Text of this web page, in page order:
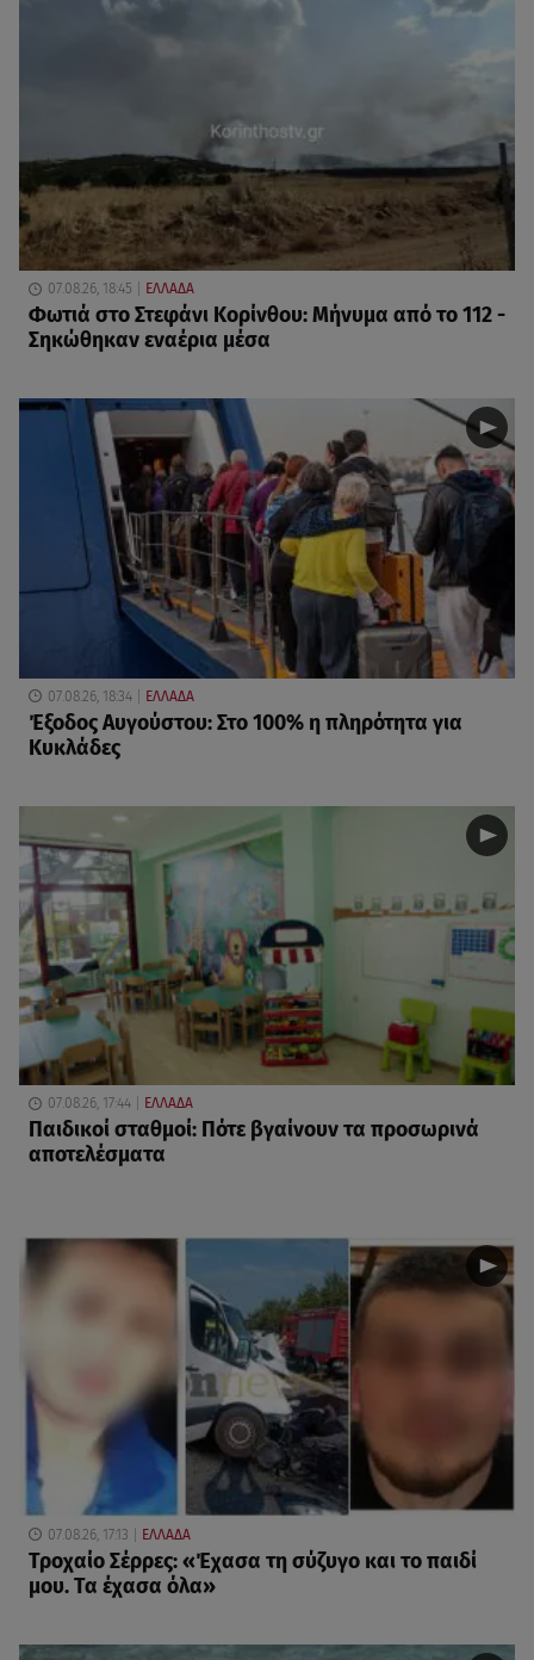
07.08.26, 18:45 ΕΛΛΑΔΑ
Φωτιά στο Στεφάνι Κορίνθου: Μήνυμα από το 112 -
Σηκώθηκαν εναέρια μέσα
07.08.26, 18:34 ΕΛΛΑΔΑ
Έξοδος Αυγούστου: Στο 100% η πληρότητα για
Κυκλάδες
07.08.26, 17:44 ΕΛΛΑΔΑ
Παιδικοί σταθμοί: Πότε βγαίνουν τα προσωρινά
αποτελέσματα
07.08.26, 17:13 ΕΛΛΑΔΑ
Τροχαίο Σέρρες: «Έχασα τη σύζυγο και το παιδί
μου. Τα έχασα όλα»